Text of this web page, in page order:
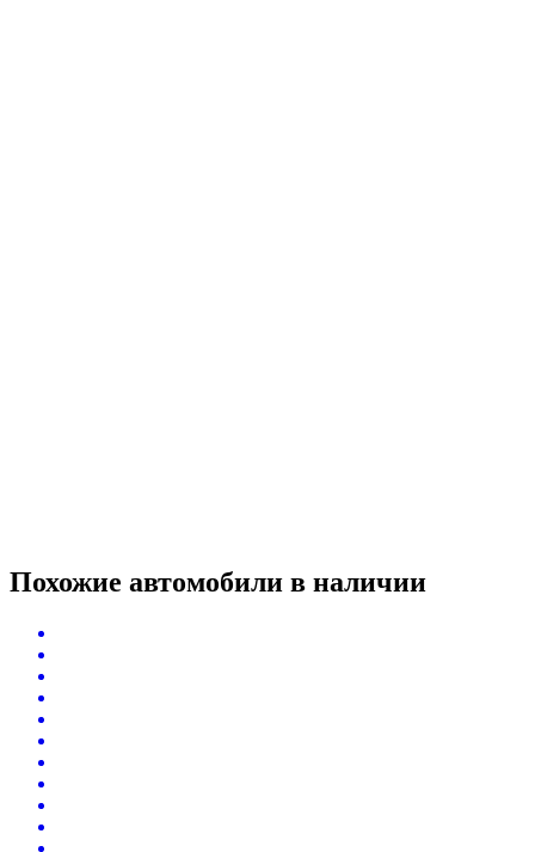
Похожие автомобили в наличии